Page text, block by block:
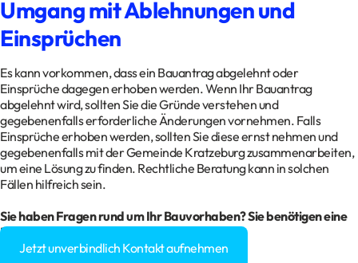
Umgang mit Ablehnungen und
Einsprüchen
Es kann vorkommen, dass ein Bauantrag abgelehnt oder
Einsprüche dagegen erhoben werden. Wenn Ihr Bauantrag
abgelehnt wird, sollten Sie die Gründe verstehen und
gegebenenfalls erforderliche Änderungen vornehmen. Falls
Einsprüche erhoben werden, sollten Sie diese ernst nehmen und
gegebenenfalls mit der Gemeinde Kratzeburg zusammenarbeiten,
um eine Lösung zu finden. Rechtliche Beratung kann in solchen
Fällen hilfreich sein.
Sie haben Fragen rund um Ihr Bauvorhaben? Sie benötigen eine
Baugenehmigung?
Jetzt unverbindlich Kontakt aufnehmen